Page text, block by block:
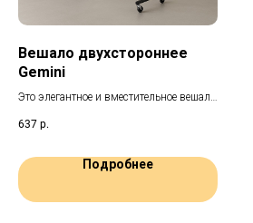
Вешало двухстороннее
Gemini
Это элегантное и вместительное вешало
любому мероприятию, позволяя
верхней одежды и аксессуаров,
637 р.
Подробнее